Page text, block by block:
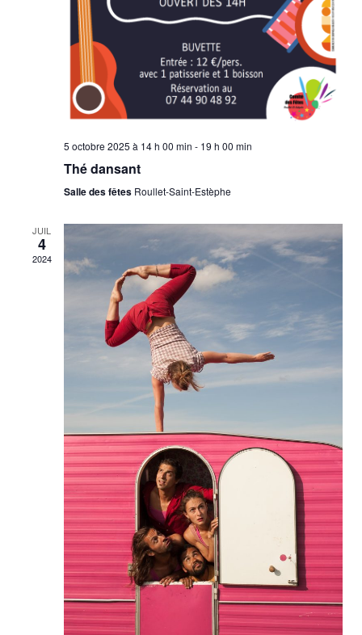
r
c
o
n
a
t
o
n
s
É
v
è
t
5 octobre 2025 à 14 h 00 min - 19 h 00 min
Thé dansant
Salle des fêtes Roullet-Saint-Estèphe
JUIL
4
2024